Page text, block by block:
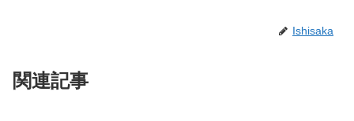
Ishisaka
関連記事